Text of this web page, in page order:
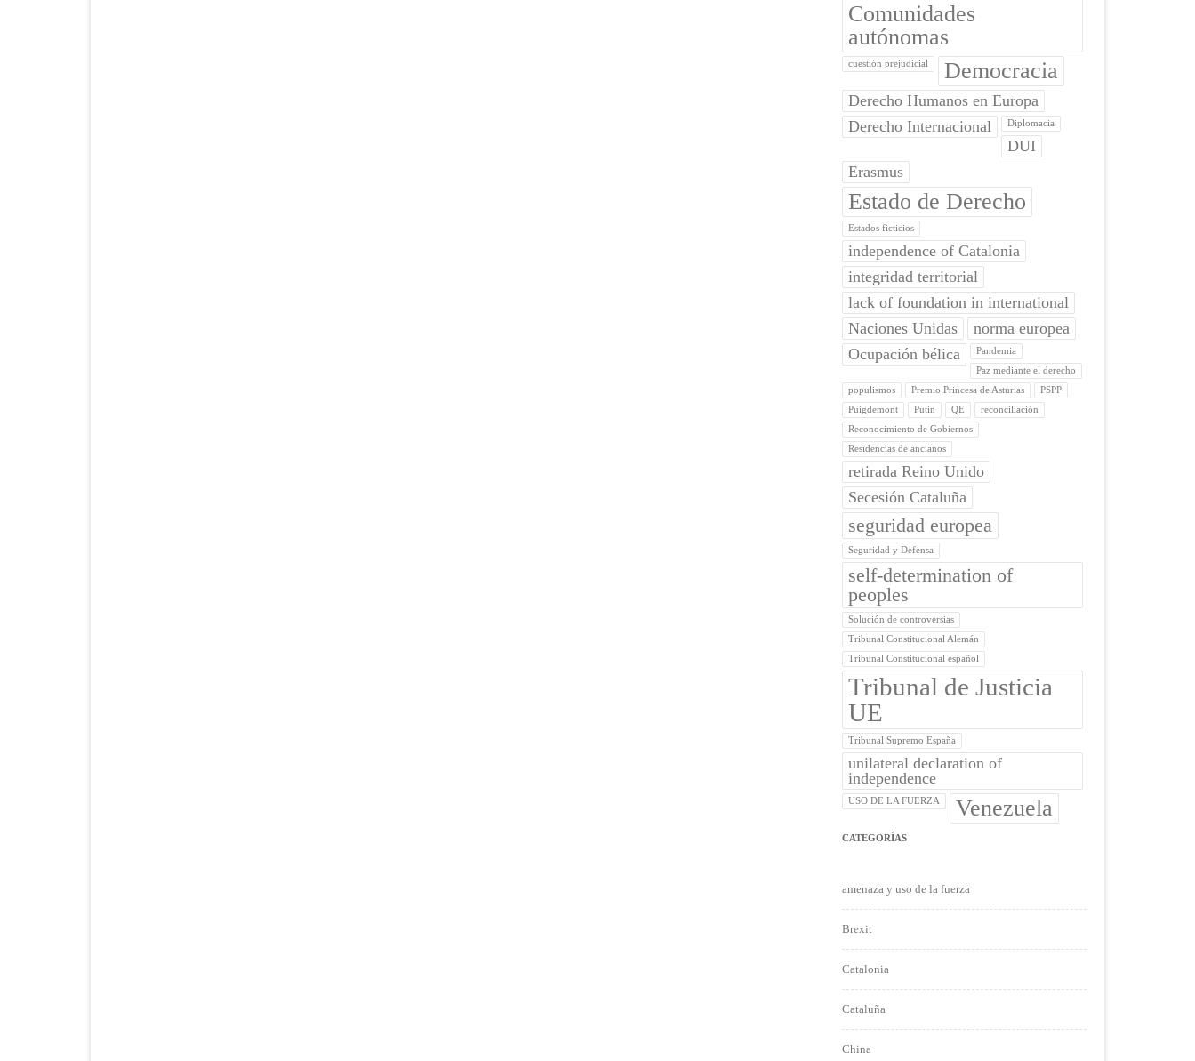
Comunidades
autónomas
cuestión prejudicial Democracia
Derecho Humanos en Europa
Derecho Internacional
Diplomacia
DUI
Erasmus
Estado de Derecho
Estados ficticios
independence of Catalonia
integridad territorial
lack of foundation in international
Naciones Unidas
norma europea
Ocupación bélica
Pandemia
Paz mediante el derecho
populismos
Premio Princesa de Asturias
PSPP
Puigdemont
Putin QE
reconciliación
Reconocimiento de Gobiernos
Residencias de ancianos
retirada Reino Unido
Secesión Cataluña
seguridad europea
Seguridad y Defensa
self-determination of
peoples
Solución de controversias
Tribunal Constitucional Alemán
Tribunal Constitucional español
Tribunal de Justicia
UE
Tribunal Supremo España
unilateral declaration of
independence
USO DE LA FUERZA Venezuela
CATEGORÍAS
amenaza y uso de la fuerza
Brexit
Catalonia
Cataluña
China